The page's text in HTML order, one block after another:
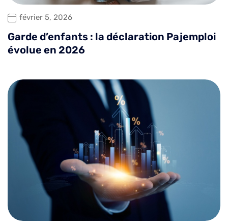
février 5, 2026
Garde d’enfants : la déclaration Pajemploi
évolue en 2026